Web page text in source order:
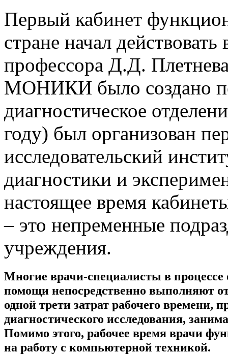
Первый кабинет
стране начал
профессора Д.Д.
МОНИКИ было создано
диагностическое
году) был организован
исследовательский
диагностики и
настоящее время
– это непременные
учреждения.
Многие врачи-специалисты в процессе
помощи непосредственно выполняют
одной трети затрат рабочего времени,
диагностического исследования,
Помимо этого, рабочее время врачи
на работу с компьютерной техникой.